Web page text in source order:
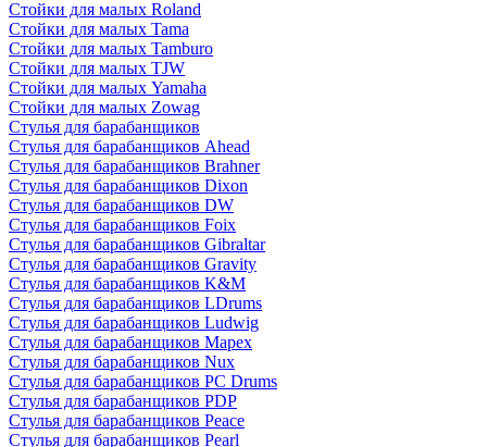
Стойки для малых Roland
Стойки для малых Tama
Стойки для малых Tamburo
Стойки для малых TJW
Стойки для малых Yamaha
Стойки для малых Zowag
Стулья для барабанщиков
Стулья для барабанщиков Ahead
Стулья для барабанщиков Brahner
Стулья для барабанщиков Dixon
Стулья для барабанщиков DW
Стулья для барабанщиков Foix
Стулья для барабанщиков Gibraltar
Стулья для барабанщиков Gravity
Стулья для барабанщиков K&M
Стулья для барабанщиков LDrums
Стулья для барабанщиков Ludwig
Стулья для барабанщиков Mapex
Стулья для барабанщиков Nux
Стулья для барабанщиков PC Drums
Стулья для барабанщиков PDP
Стулья для барабанщиков Peace
Стулья для барабанщиков Pearl